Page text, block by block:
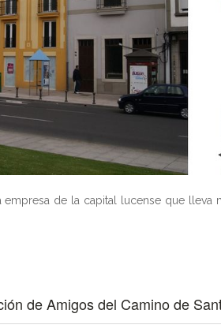
empresa de la capital lucense que
de Amigos del Camino de